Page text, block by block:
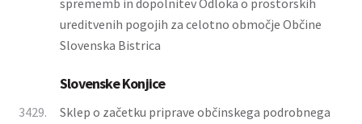
sprememb in dopolnitev Odloka o prostorskih
ureditvenih pogojih za celotno območje Občine
Slovenska Bistrica
Slovenske Konjice
3429.
Sklep o začetku priprave občinskega podrobnega